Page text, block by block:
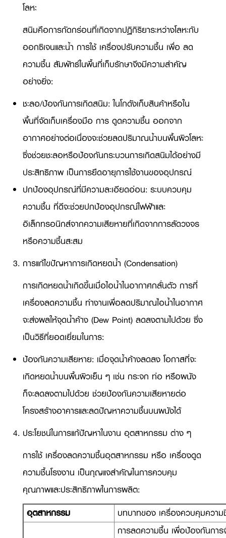
โลหะ
สนิมคือการกัดกร่อนที่เกิดจากปฏิกิริยาระหว่างโลหะกับ
ออกซิเจนและน้ำ การใช้ เครื่องปรับความชื้น เพื่อ ลด
ความชื้น สัมพัทธ์ในพื้นที่เก็บรักษาจึงมีความสำคัญ
อย่างยิ่ง:
ชะลอ/ป้องกันการเกิดสนิม: ในโกดังเก็บสินค้าหรือใน
พื้นที่จัดเก็บเครื่องมือ การ ดูดความชื้น ออกจาก
อากาศอย่างต่อเนื่องจะช่วยลดปริมาณน้ำบนพื้นผิวโลหะ
ซึ่งช่วยชะลอหรือป้องกันกระบวนการเกิดสนิมได้อย่างมี
ประสิทธิภาพ เป็นการยืดอายุการใช้งานของอุปกรณ์
ปกป้องอุปกรณ์ที่มีความละเอียดอ่อน: ระบบควบคุม
ความชื้น ที่ดีจะช่วยปกป้องอุปกรณ์ไฟฟ้าและ
อิเล็กทรอนิกส์จากความเสียหายที่เกิดจากการลัดวงจร
หรือความชื้นสะสม
การแก้ไขปัญหาการเกิดหยดน้ำ (Condensation)
การเกิดหยดน้ำเกิดขึ้นเมื่อไอน้ำในอากาศกลั่นตัว การที่
เครื่องลดความชื้น ทำงานเพื่อลดปริมาณไอน้ำในอากาศ
จะส่งผลให้จุดน้ำค้าง (Dew Point) ลดลงตามไปด้วย ซึ่ง
เป็นวิธีที่ยอดเยี่ยมในการ:
ป้องกันความเสียหาย: เมื่อจุดน้ำค้างลดลง โอกาสที่จะ
เกิดหยดน้ำบนพื้นผิวเย็น ๆ เช่น กระจก ท่อ หรือผนัง
ก็จะลดลงตามไปด้วย ช่วยป้องกันความเสียหายต่อ
โครงสร้างอาคารและลดปัญหาความชื้นบนผนังได้
ประโยชน์ในการแก้ปัญหาในงาน อุตสาหกรรม ต่าง ๆ
การใช้ เครื่องลดความชื้นอุตสาหกรรม หรือ เครื่องดูด
ความชื้นโรงงาน เป็นกุญแจสำคัญในการควบคุม
คุณภาพและประสิทธิภาพในการผลิต:
อุตสาหกรรม
บทบาทของ เครื่องควบคุมควา
การลดความชื้น เพื่อป้องกันกา